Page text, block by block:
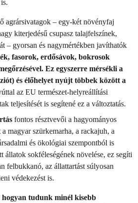
agrársivatagok – egy-két növényfaj
kiterjedésű csupasz talajfelszínek,
– gyorsan és nagymértékben javíthatók
fasorok, erdősávok, bokrosok
Ez egyszerre mérsékli a
és élőhelyet nyújt többek között a
az EU természet-helyreállítási
teljesítését is segítené ez a változtatás.
fontos résztvevői a hagyományos
magyar szürkemarha, a rackajuh, a
és ökológiai szempontból is
állatok sokféleségének növelése, ez segíti
felbukkanó, az állattartást súlyosan
védekezést is.
hogyan tudunk minél kisebb